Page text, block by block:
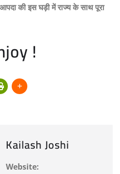
की इस घड़ी में राज्य के साथ पूरा
!
Kailash Joshi
Website: